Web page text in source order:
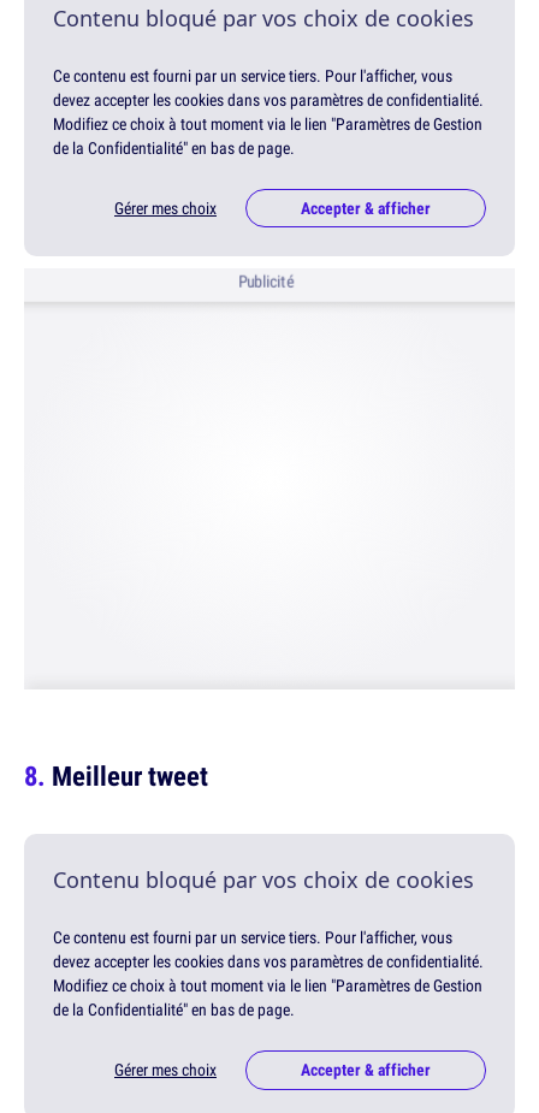
Contenu bloqué par vos choix de cookies
Ce contenu est fourni par un service tiers. Pour l'afficher, vous
devez accepter les cookies dans vos paramètres de confidentialité.
Modifiez ce choix à tout moment via le lien "Paramètres de Gestion
de la Confidentialité" en bas de page.
Gérer mes choix Accepter & afficher
Publicité
Meilleur tweet
Contenu bloqué par vos choix de cookies
Ce contenu est fourni par un service tiers. Pour l'afficher, vous
devez accepter les cookies dans vos paramètres de confidentialité.
Modifiez ce choix à tout moment via le lien "Paramètres de Gestion
de la Confidentialité" en bas de page.
Gérer mes choix Accepter & afficher